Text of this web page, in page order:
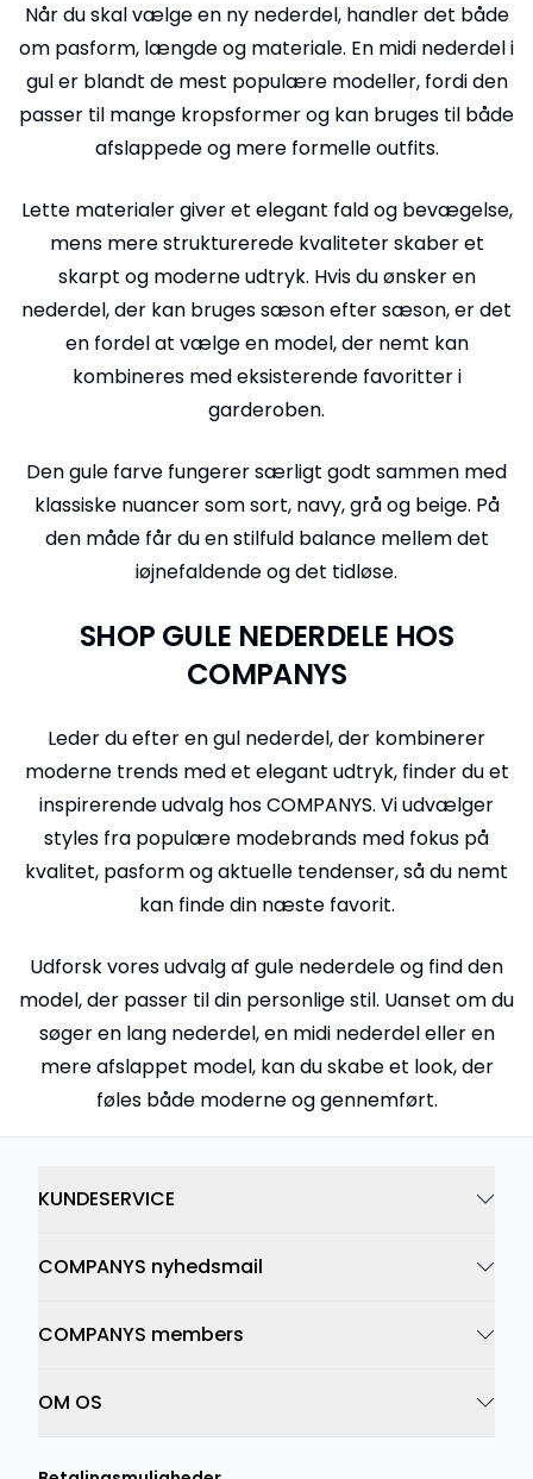
Når du skal vælge en ny nederdel, handler det både
om pasform, længde og materiale. En midi nederdel i
gul er blandt de mest populære modeller, fordi den
passer til mange kropsformer og kan bruges til både
afslappede og mere formelle outfits.
Lette materialer giver et elegant fald og bevægelse,
mens mere strukturerede kvaliteter skaber et
skarpt og moderne udtryk. Hvis du ønsker en
nederdel, der kan bruges sæson efter sæson, er det
en fordel at vælge en model, der nemt kan
kombineres med eksisterende favoritter i
garderoben.
Den gule farve fungerer særligt godt sammen med
klassiske nuancer som sort, navy, grå og beige. På
den måde får du en stilfuld balance mellem det
iøjnefaldende og det tidløse.
SHOP GULE NEDERDELE HOS
COMPANYS
Leder du efter en gul nederdel, der kombinerer
moderne trends med et elegant udtryk, finder du et
inspirerende udvalg hos COMPANYS. Vi udvælger
styles fra populære modebrands med fokus på
kvalitet, pasform og aktuelle tendenser, så du nemt
kan finde din næste favorit.
Udforsk vores udvalg af gule nederdele og find den
model, der passer til din personlige stil. Uanset om du
søger en lang nederdel, en midi nederdel eller en
mere afslappet model, kan du skabe et look, der
føles både moderne og gennemført.
KUNDESERVICE
COMPANYS nyhedsmail
COMPANYS members
OM OS